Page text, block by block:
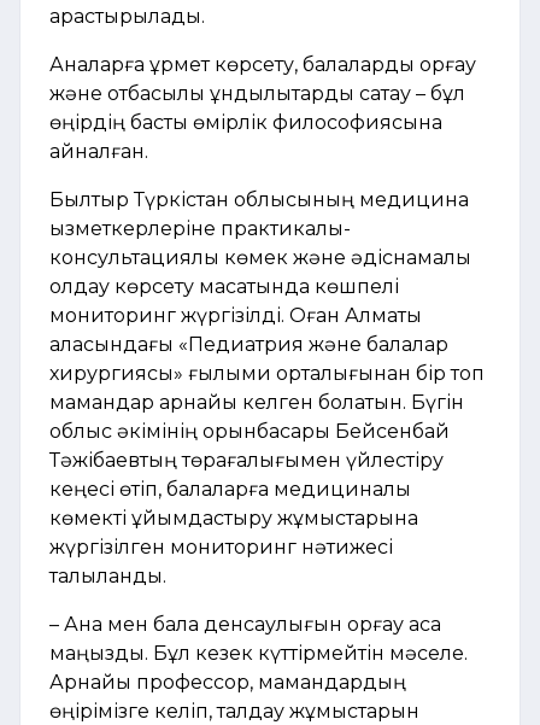
қарастырылады.
Аналарға құрмет көрсету, балаларды қорғау
және отбасылық құндылықтарды сақтау – бұл
өңірдің басты өмірлік философиясына
айналған.
Былтыр Түркістан облысының медицина
қызметкерлеріне практикалық-
консультациялық көмек және әдіснамалық
қолдау көрсету мақсатында көшпелі
мониторинг жүргізілді. Оған Алматы
қаласындағы «Педиатрия және балалар
хирургиясы» ғылыми орталығынан бір топ
мамандар арнайы келген болатын. Бүгін
облыс әкімінің орынбасары Бейсенбай
Тәжібаевтың төрағалығымен үйлестіру
кеңесі өтіп, балаларға медициналық
көмекті ұйымдастыру жұмыстарына
жүргізілген мониторинг нәтижесі
талқыланды.
– Ана мен бала денсаулығын қорғау аса
маңызды. Бұл кезек күттірмейтін мәселе.
Арнайы профессор, мамандардың
өңірімізге келіп, талдау жұмыстарын